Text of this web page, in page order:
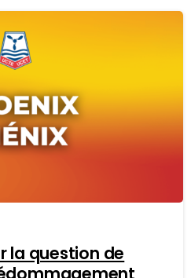
la question de